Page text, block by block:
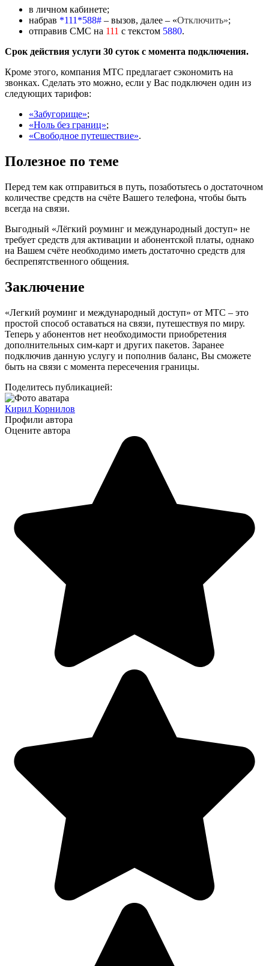
в личном кабинете;
набрав *111*588# – вызов, далее – «Отключить»;
отправив СМС на 111 с текстом 5880.
Срок действия услуги 30 суток с момента подключения.
Кроме этого, компания МТС предлагает сэкономить на
звонках. Сделать это можно, если у Вас подключен один из
следующих тарифов:
«Забугорище»;
«Ноль без границ»;
«Свободное путешествие».
Полезное по теме
Перед тем как отправиться в путь, позаботьтесь о достаточном
количестве средств на счёте Вашего телефона, чтобы быть
всегда на связи.
Выгодный «Лёгкий роуминг и международный доступ» не
требует средств для активации и абонентской платы, однако
на Вашем счёте необходимо иметь достаточно средств для
беспрепятственного общения.
Заключение
«Легкий роуминг и международный доступ» от МТС – это
простой способ оставаться на связи, путешествуя по миру.
Теперь у абонентов нет необходимости приобретения
дополнительных сим-карт и других пакетов. Заранее
подключив данную услугу и пополнив баланс, Вы сможете
быть на связи с момента пересечения границы.
Поделитесь публикацией:
Кирил Корнилов
Профили автора
Оцените автора